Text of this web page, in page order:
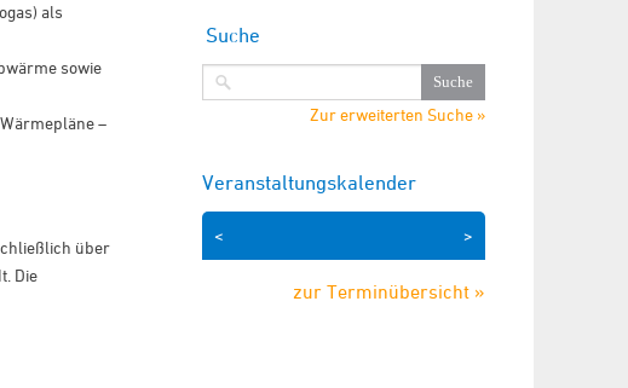
als
sowie
–
über
Die
Suche
Zur erweiterten Suche »
Veranstaltungskalender
>
<
zur Terminübersicht »